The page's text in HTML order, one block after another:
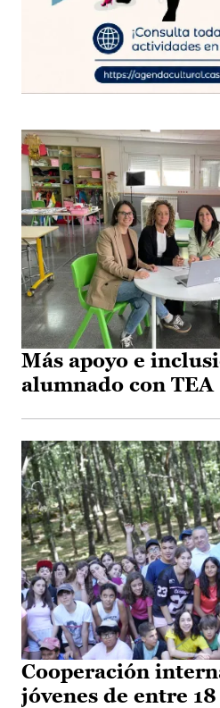
Más apoyo e
alumnado con TEA
Cooperación
jóvenes de entre